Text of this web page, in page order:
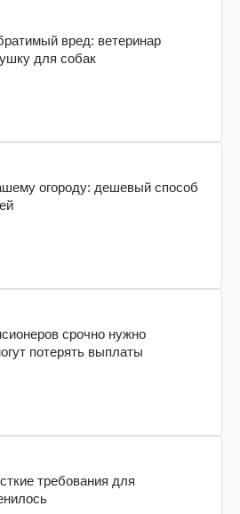
вред: ветеринар
для собак
огороду: дешевый способ
срочно нужно
потерять выплаты
требования для